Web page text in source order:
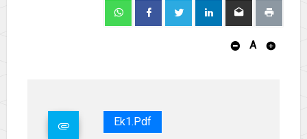
A
Ek1.pdf